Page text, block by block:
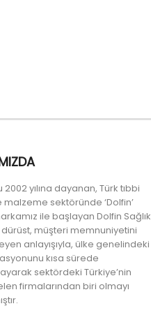
2002 yılına dayanan, Türk tıbbi
malzeme sektöründe ‘Dolfin’
ile başlayan Dolfin Sağlık
müşteri memnuniyetini
anlayışıyla, ülke genelindeki
kısa sürede
sektördeki Türkiye’nin
firmalarından biri olmayı